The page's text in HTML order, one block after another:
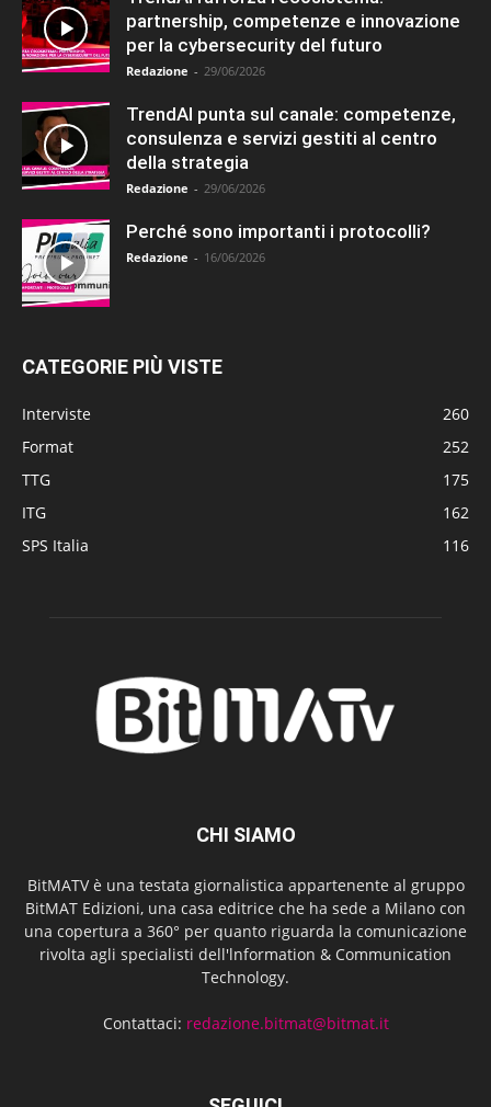
partnership, competenze e innovazione
per la cybersecurity del futuro
Redazione - 29/06/2026
TrendAI punta sul canale: competenze,
consulenza e servizi gestiti al centro
della strategia
Redazione - 29/06/2026
Perché sono importanti i protocolli?
Redazione - 16/06/2026
CATEGORIE PIÙ VISTE
Interviste
260
Format
252
TTG
175
ITG
162
SPS Italia
116
CHI SIAMO
BitMATV è una testata giornalistica appartenente al gruppo
BitMAT Edizioni, una casa editrice che ha sede a Milano con
una copertura a 360° per quanto riguarda la comunicazione
rivolta agli specialisti dell'lnformation & Communication
Technology.
Contattaci: redazione.bitmat@bitmat.it